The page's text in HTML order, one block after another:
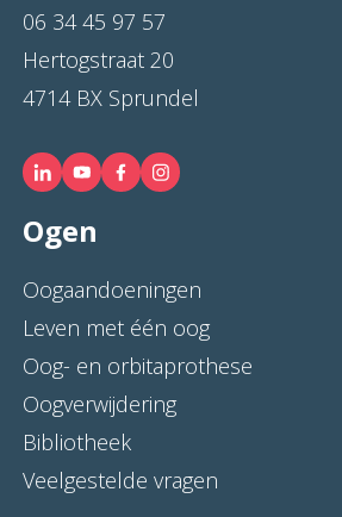
06 34 45 97 57
Hertogstraat 20
4714 BX Sprundel
Ogen
Oogaandoeningen
Leven met één oog
Oog- en orbitaprothese
Oogverwijdering
Bibliotheek
Veelgestelde vragen